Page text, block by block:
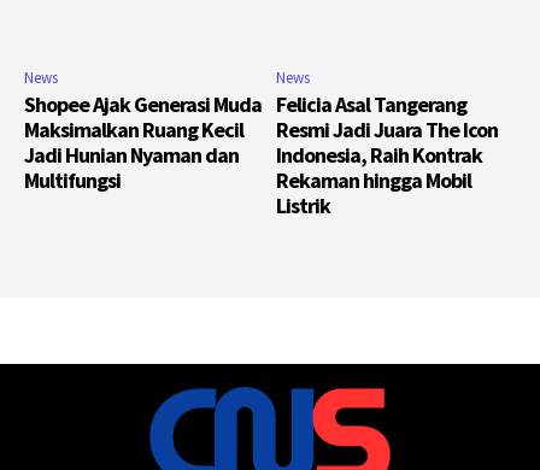
News
Shopee Ajak Generasi Muda
Maksimalkan Ruang Kecil
Jadi Hunian Nyaman dan
Multifungsi
News
Felicia Asal Tangerang
Resmi Jadi Juara The Icon
Indonesia, Raih Kontrak
Rekaman hingga Mobil
Listrik